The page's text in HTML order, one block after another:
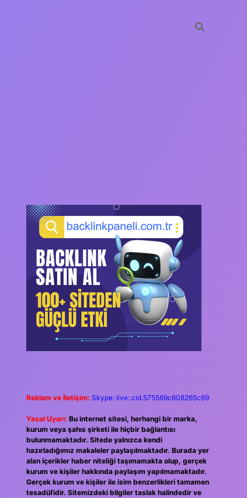
SIDEBAR
Reklam ve İletişim: Skype: live:.cid.575569c608265c69
Yasal Uyarı: Bu internet sitesi, herhangi bir marka,
kurum veya şahıs şirketi ile hiçbir bağlantısı
bulunmamaktadır. Sitede yalnızca kendi
hazırladığımız makaleler paylaşılmaktadır. Burada yer
alan içerikler haber niteliği taşımamakta olup, gerçek
kurum ve kişiler hakkında paylaşım yapılmamaktadır.
Gerçek kurum ve kişiler ile isim benzerlikleri tamamen
tesadüfidir. Sitemizdeki bilgiler taslak halindedir ve